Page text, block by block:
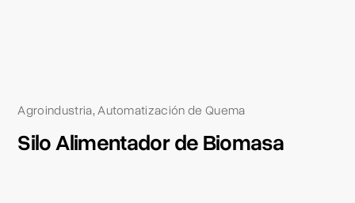
Agroindustria,Automatización de Quema
Silo Alimentador de Biomasa